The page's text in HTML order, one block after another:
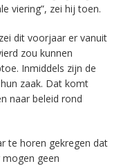
viering”, zei hij toen.
dit voorjaar er vanuit
zou kunnen
Inmiddels zijn de
zaak. Dat komt
naar beleid rond
te horen gekregen dat
geen